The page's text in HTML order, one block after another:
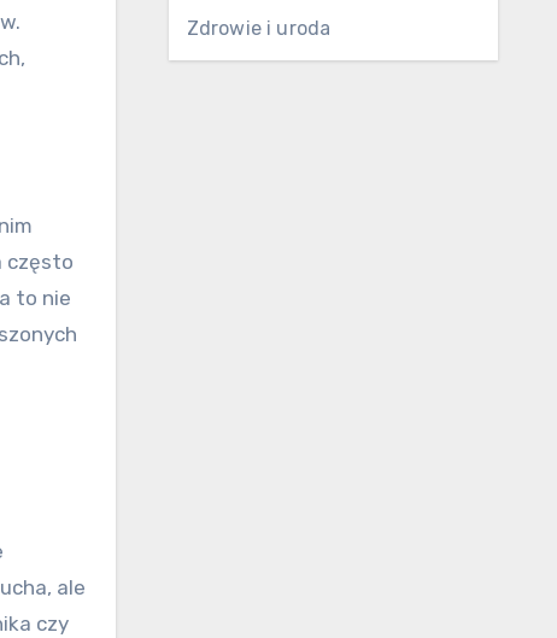
często
to nie
ale
czy
Zdrowie i uroda